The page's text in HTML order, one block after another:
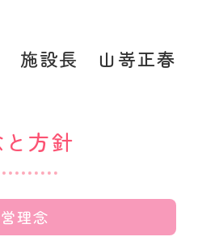
施設長 山嵜正春
方針
理念